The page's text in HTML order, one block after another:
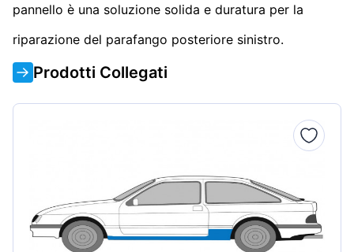
pannello è una soluzione solida e duratura per la
riparazione del parafango posteriore sinistro.
Prodotti Collegati